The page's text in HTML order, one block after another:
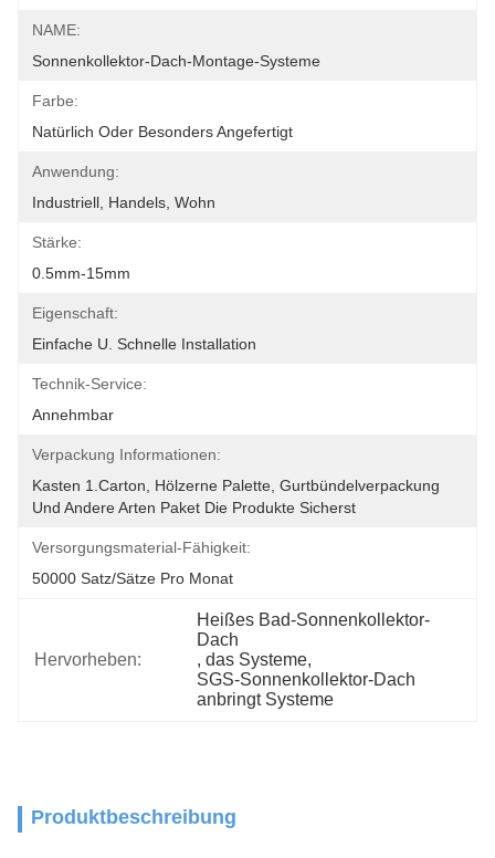
NAME:
Sonnenkollektor-Dach-Montage-Systeme
Farbe:
Natürlich Oder Besonders Angefertigt
Anwendung:
Industriell, Handels, Wohn
Stärke:
0.5mm-15mm
Eigenschaft:
Einfache U. Schnelle Installation
Technik-Service:
Annehmbar
Verpackung Informationen:
Kasten 1.Carton, Hölzerne Palette, Gurtbündelverpackung
Und Andere Arten Paket Die Produkte Sicherst
Versorgungsmaterial-Fähigkeit:
50000 Satz/Sätze Pro Monat
Hervorheben:
Heißes Bad-Sonnenkollektor-
Dach
, das Systeme,
SGS-Sonnenkollektor-Dach
anbringt Systeme
Produktbeschreibung